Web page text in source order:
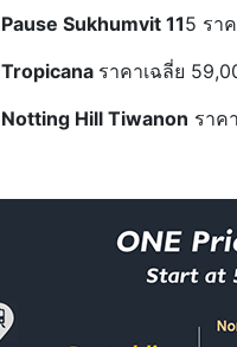
Pause Sukhumvit 115 รา
Tropicana ราคาเฉลี่ย
Notting Hill Tiwanon ราค